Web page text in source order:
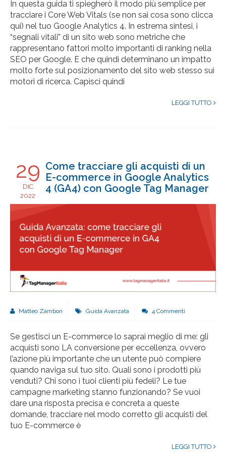
In questa guida ti spiegherò il modo più semplice per
tracciare i Core Web Vitals (se non sai cosa sono clicca
qui) nel tuo Google Analytics 4. In estrema sintesi, i
“segnali vitali” di un sito web sono metriche che
rappresentano fattori molto importanti di ranking nella
SEO per Google. E che quindi determinano un impatto
molto forte sul posizionamento del sito web stesso sui
motori di ricerca. Capisci quindi
LEGGI TUTTO
29
DIC
2022
Come tracciare gli acquisti di un
E-commerce in Google Analytics
4 (GA4) con Google Tag Manager
Matteo Zambon Guida Avanzata 4 Commenti
Se gestisci un E-commerce lo saprai meglio di me: gli
acquisti sono LA conversione per eccellenza, ovvero
l’azione più importante che un utente può compiere
quando naviga sul tuo sito. Quali sono i prodotti più
venduti? Chi sono i tuoi clienti più fedeli? Le tue
campagne marketing stanno funzionando? Se vuoi
dare una risposta precisa e concreta a queste
domande, tracciare nel modo corretto gli acquisti del
tuo E-commerce è
LEGGI TUTTO